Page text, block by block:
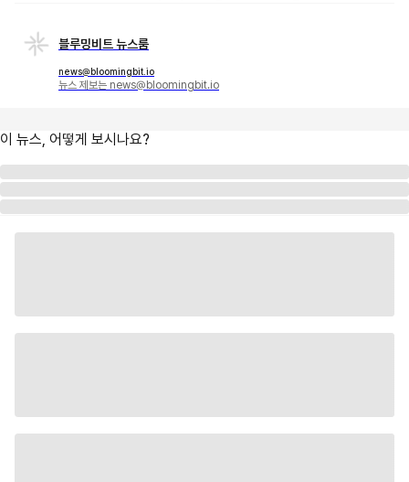
블루밍비트 뉴스룸
news@bloomingbit.io
뉴스 제보는 news@bloomingbit.io
이 뉴스, 어떻게 보시나요?